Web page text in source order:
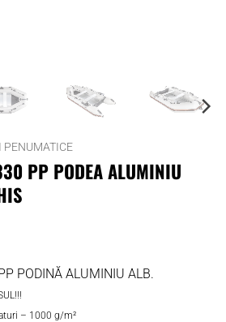
PENUMATICE
PP PODEA ALUMINIU
PODINĂ ALUMINIU ALB.
– 1000 g/m²